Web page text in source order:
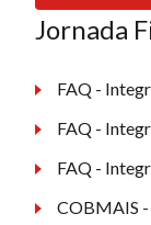
Jornada
FAQ -
FAQ -
FAQ -
COBMAIS -